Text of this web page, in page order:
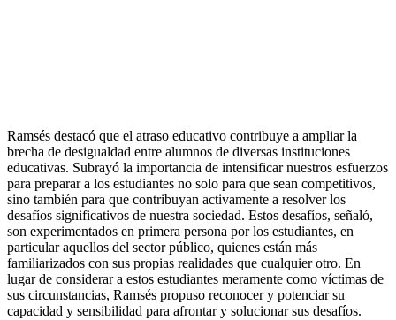
Ramsés destacó que el atraso educativo contribuye a ampliar la
brecha de desigualdad entre alumnos de diversas instituciones
educativas. Subrayó la importancia de intensificar nuestros esfuerzos
para preparar a los estudiantes no solo para que sean competitivos,
sino también para que contribuyan activamente a resolver los
desafíos significativos de nuestra sociedad. Estos desafíos, señaló,
son experimentados en primera persona por los estudiantes, en
particular aquellos del sector público, quienes están más
familiarizados con sus propias realidades que cualquier otro. En
lugar de considerar a estos estudiantes meramente como víctimas de
sus circunstancias, Ramsés propuso reconocer y potenciar su
capacidad y sensibilidad para afrontar y solucionar sus desafíos.